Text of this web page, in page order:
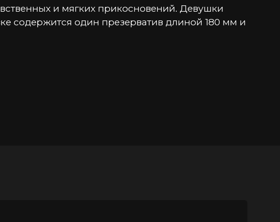
и мягких прикосновений. Девушки
содержится один презерватив длиной 180 мм и